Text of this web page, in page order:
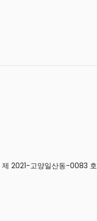
제 2021-고양일산동-0083 호